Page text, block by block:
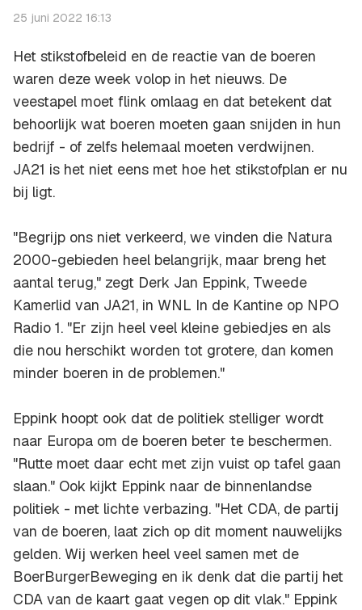
25 juni 2022 16:13
Het stikstofbeleid en de reactie van de boeren
waren deze week volop in het nieuws. De
veestapel moet flink omlaag en dat betekent dat
behoorlijk wat boeren moeten gaan snijden in hun
bedrijf - of zelfs helemaal moeten verdwijnen.
JA21 is het niet eens met hoe het stikstofplan er nu
bij ligt.
"Begrijp ons niet verkeerd, we vinden die Natura
2000-gebieden heel belangrijk, maar breng het
aantal terug," zegt Derk Jan Eppink, Tweede
Kamerlid van JA21, in WNL In de Kantine op NPO
Radio 1. "Er zijn heel veel kleine gebiedjes en als
die nou herschikt worden tot grotere, dan komen
minder boeren in de problemen."
Eppink hoopt ook dat de politiek stelliger wordt
naar Europa om de boeren beter te beschermen.
"Rutte moet daar echt met zijn vuist op tafel gaan
slaan." Ook kijkt Eppink naar de binnenlandse
politiek - met lichte verbazing. "Het CDA, de partij
van de boeren, laat zich op dit moment nauwelijks
gelden. Wij werken heel veel samen met de
BoerBurgerBeweging en ik denk dat die partij het
CDA van de kaart gaat vegen op dit vlak." Eppink